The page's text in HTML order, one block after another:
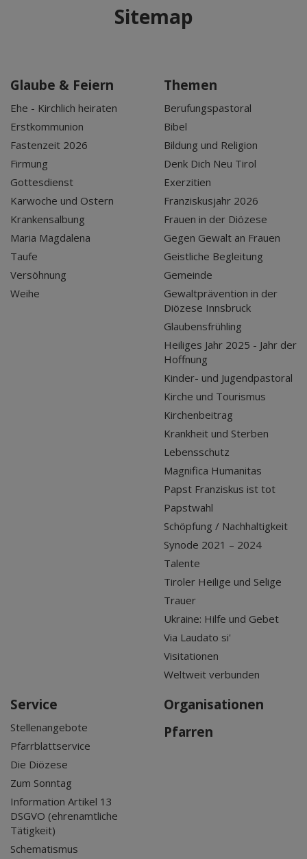
Sitemap
Glaube & Feiern
Ehe - Kirchlich heiraten
Erstkommunion
Fastenzeit 2026
Firmung
Gottesdienst
Karwoche und Ostern
Krankensalbung
Maria Magdalena
Taufe
Versöhnung
Weihe
Themen
Berufungspastoral
Bibel
Bildung und Religion
Denk Dich Neu Tirol
Exerzitien
Franziskusjahr 2026
Frauen in der Diözese
Gegen Gewalt an Frauen
Geistliche Begleitung
Gemeinde
Gewaltprävention in der
Diözese Innsbruck
Glaubensfrühling
Heiliges Jahr 2025 - Jahr der
Hoffnung
Kinder- und Jugendpastoral
Kirche und Tourismus
Kirchenbeitrag
Krankheit und Sterben
Lebensschutz
Magnifica Humanitas
Papst Franziskus ist tot
Papstwahl
Schöpfung / Nachhaltigkeit
Synode 2021 – 2024
Talente
Tiroler Heilige und Selige
Trauer
Ukraine: Hilfe und Gebet
Via Laudato si'
Visitationen
Weltweit verbunden
Service
Stellenangebote
Pfarrblattservice
Die Diözese
Zum Sonntag
Information Artikel 13
DSGVO (ehrenamtliche
Tätigkeit)
Schematismus
Organisationen
Pfarren